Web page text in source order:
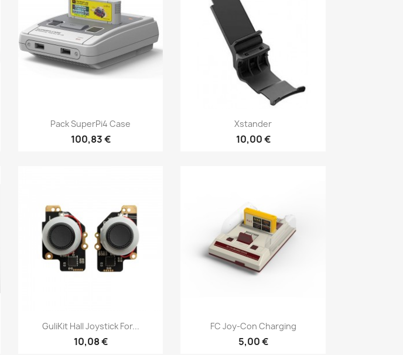
Aperçu rapide
Pack SuperPi4 Case
100,83 €
Aperçu rapide
Xstander
10,00 €
Aperçu rapide
GuliKit Hall Joystick For...
10,08 €
Aperçu rapide
FC Joy-Con Charging
5,00 €